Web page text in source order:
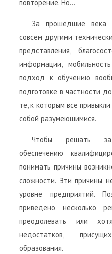
повторение. Но…
За прошедшие века
совсем другими
представления,
информации,
подход к обучению
подготовке в частности
те, к которым все
собой разумеющимися.
Чтобы решать
обеспечению
понимать причины
сложности. Эти причины
уровне предприятий.
приведено несколько
преодолевать или
недостатков,
образования.